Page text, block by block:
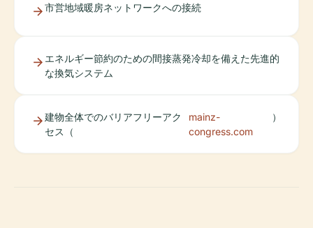
市営地域暖房ネットワークへの接続
エネルギー節約のための間接蒸発冷却を備えた先進的
な換気システム
建物全体でのバリアフリーアク
セス（
mainz-
congress.com
）